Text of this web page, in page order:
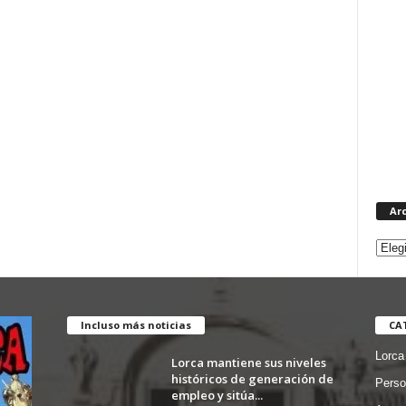
Incluso más noticias
Lorca mantiene sus niveles
históricos de generación de
empleo y sitúa...
Lorca